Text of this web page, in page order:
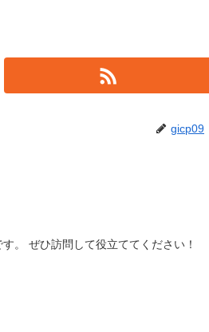
gicp09
。 ぜひ訪問して役立ててください！